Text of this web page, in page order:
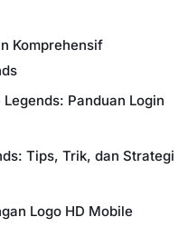
Komprehensif
Panduan Login
Tips, Trik, dan Strategi
Logo HD Mobile